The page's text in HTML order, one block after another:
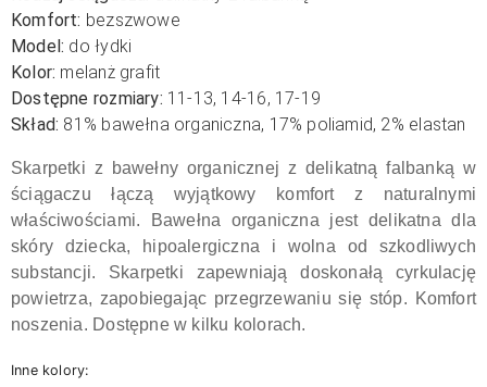
Komfort: bezszwowe
Model: do łydki
Kolor: melanż grafit
Dostępne rozmiary: 11-13, 14-16, 17-19
Skład: 81% bawełna organiczna, 17% poliamid, 2% elastan
Skarpetki z bawełny organicznej z delikatną falbanką w
ściągaczu łączą wyjątkowy komfort z naturalnymi
właściwościami. Bawełna organiczna jest delikatna dla
skóry dziecka, hipoalergiczna i wolna od szkodliwych
substancji. Skarpetki zapewniają doskonałą cyrkulację
powietrza, zapobiegając przegrzewaniu się stóp. Komfort
noszenia. Dostępne w kilku kolorach.
Inne kolory: